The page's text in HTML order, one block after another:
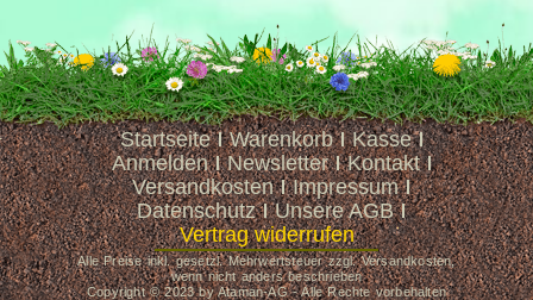
Startseite Warenkorb
Kasse
Anmelden
Newsletter
Kontakt
Versandkosten
Impressum
Datenschutz
Unsere AGB
Vertrag widerrufen
Alle Preise inkl. gesetzl. Mehrwertsteuer zzgl. Versandkosten,
wenn nicht anders beschrieben
Copyright © 2023 by Ataman-AG - Alle Rechte vorbehalten